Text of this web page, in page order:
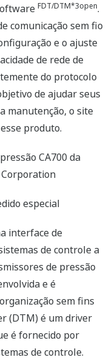
FDT/DTM*3open.
comunicação sem fio
e o ajuste
de rede de
do protocolo
de ajudar seus
manutenção, o site
produto.
CA700 da
especial
interface de
de controle a
de pressão
e é
sem fins
(DTM) é um driver
é fornecido por
de controle.